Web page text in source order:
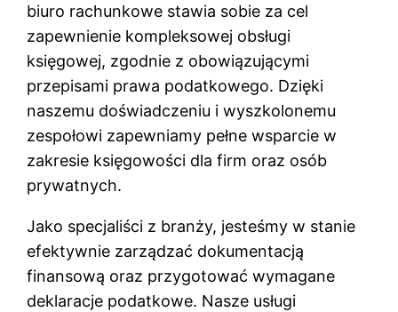
biuro rachunkowe stawia sobie za cel
zapewnienie kompleksowej obsługi
księgowej, zgodnie z obowiązującymi
przepisami prawa podatkowego. Dzięki
naszemu doświadczeniu i wyszkolonemu
zespołowi zapewniamy pełne wsparcie w
zakresie księgowości dla firm oraz osób
prywatnych.
Jako specjaliści z branży, jesteśmy w stanie
efektywnie zarządzać dokumentacją
finansową oraz przygotować wymagane
deklaracje podatkowe. Nasze usługi